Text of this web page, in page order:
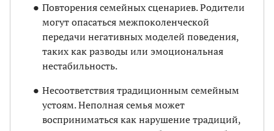
Повторения семейных сценариев. Родители
могут опасаться межпоколенческой
передачи негативных моделей поведения,
таких как разводы или эмоциональная
нестабильность.
Несоответствия традиционным семейным
устоям. Неполная семья может
восприниматься как нарушение традиций,